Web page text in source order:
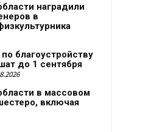
наградили
в
благоустройству
до 1 сентября
в массовом
включая